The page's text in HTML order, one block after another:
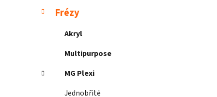
P
a
Přeskočit
kategorie
K
a
r
Frézy
Akryl
Multipurpose
MG Plexi
Jednobřité